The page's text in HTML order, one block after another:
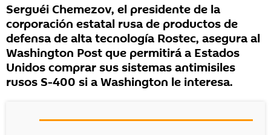
Serguéi Chemezov, el presidente de la
corporación estatal rusa de productos de
defensa de alta tecnología Rostec, asegura al
Washington Post que permitirá a Estados
Unidos comprar sus sistemas antimisiles
rusos S-400 si a Washington le interesa.